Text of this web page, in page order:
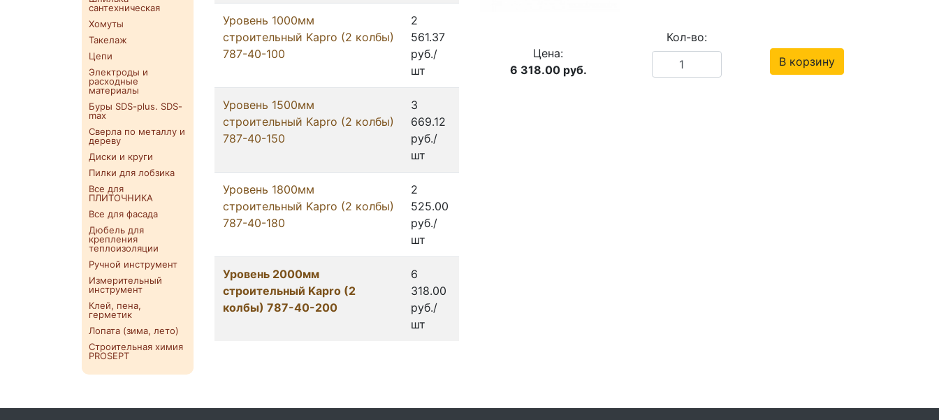
сантехническая
Хомуты
Такелаж
Цепи
Электроды и
расходные
материалы
Буры SDS-plus. SDS-
max
Сверла по металлу и
дереву
Диски и круги
Пилки для лобзика
Все для
ПЛИТОЧНИКА
Все для фасада
Дюбель для
крепления
теплоизоляции
Ручной инструмент
Измерительный
инструмент
Клей, пена,
герметик
Лопата (зима, лето)
Строительная химия
PROSEPT
Уровень 1000мм
строительный Kapro (2 колбы)
787-40-100
2
561.37
руб./
шт
Уровень 1500мм
строительный Kapro (2 колбы)
787-40-150
3
669.12
руб./
шт
Уровень 1800мм
строительный Kapro (2 колбы)
787-40-180
2
525.00
руб./
шт
Уровень 2000мм
строительный Kapro (2
колбы) 787-40-200
6
318.00
руб./
шт
Цена:
6 318.00 руб.
Кол-во:
В корзину